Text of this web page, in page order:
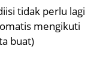
tidak perlu lagi
mengikuti
buat)